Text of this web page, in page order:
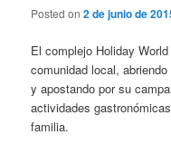
Posted on2 de junio de
El complejo Holiday
comunidad local,
y apostando por su
actividades
familia.